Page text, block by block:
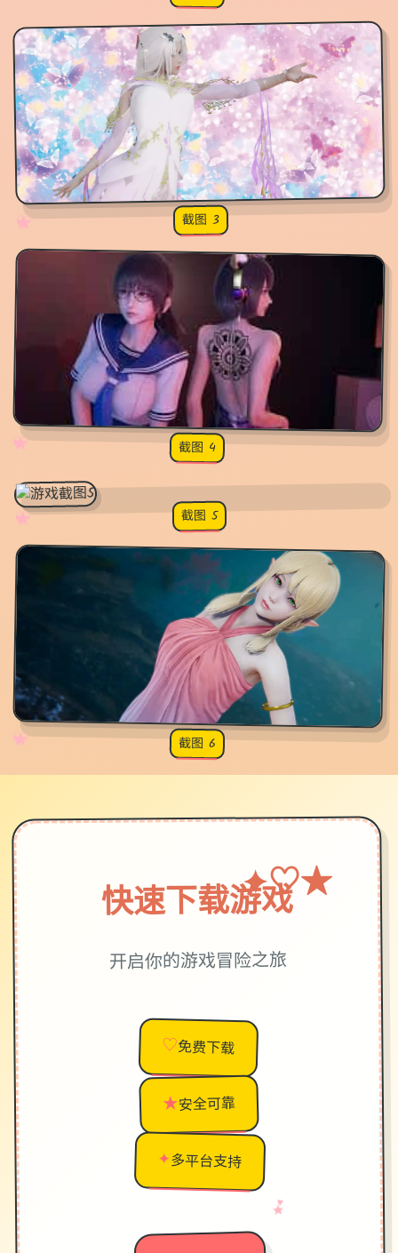
✧
♡
★
♥ 截图 3
✧
♡
★
♥ 截图 4
✧
♡
★
♥ 截图 5
✧
♡
★
♥ 截图 6
快速下载游戏
✦♡★
开启你的游戏冒险之旅
♡免费下载
★安全可靠
✦多平台支持
→
♥
★